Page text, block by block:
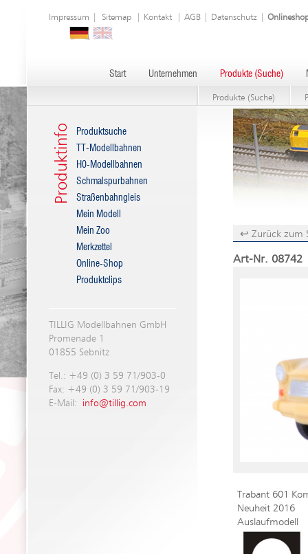
Impressum Sitemap Kontakt AGB Datenschutz
Start Unternehmen Produkte (Suche)
Produkte (Suche)
Produktinfo
Produktsuche
TT-Modellbahnen
H0-Modellbahnen
Schmalspurbahnen
Straßenbahngleis
Mein Modell
Mein Zoo
Merkzettel
Online-Shop
Produktclips
TILLIG Modellbahnen GmbH
Promenade 1
01855 Sebnitz
Tel.: +49 (0) 3 59 71/903-0
Fax: +49 (0) 3 59 71/903-19
E-Mail: info@tillig.com
↩ Zurück zum
Art-Nr. 08742
Trabant 601
Neuheit 2016
Auslaufmodell